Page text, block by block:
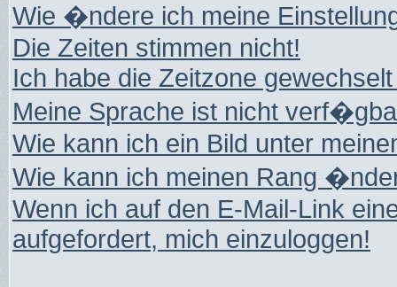
Wie �ndere ich meine
Die Zeiten stimmen nicht!
Ich habe die Zeitzone
Meine Sprache ist nicht
Wie kann ich ein Bild unter
Wie kann ich meinen Rang
Wenn ich auf den E-Mail-Link
aufgefordert, mich einzuloggen!